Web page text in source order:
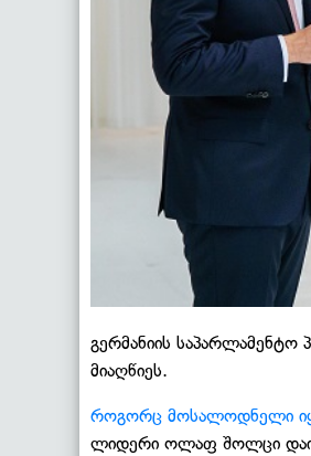
გერმანიის საპარლამენტო
მიაღწიეს.
როგორც მოსალოდნელი
ლიდერი ოლაფ შოლცი